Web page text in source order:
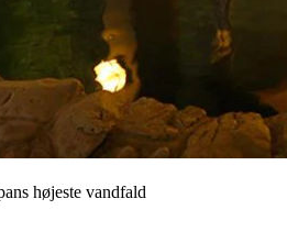
højeste vandfald